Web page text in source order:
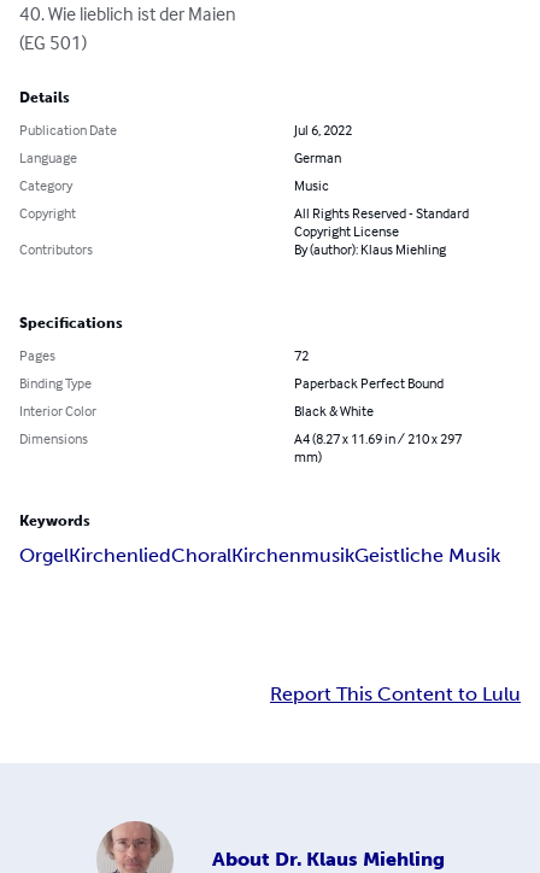
40. Wie lieblich ist der Maien
(EG 501)
Details
Publication Date
Jul 6, 2022
Language
German
Category
Music
Copyright
All Rights Reserved - Standard
Copyright License
Contributors
By (author): Klaus Miehling
Specifications
Pages
72
Binding Type
Paperback Perfect Bound
Interior Color
Black & White
Dimensions
A4 (8.27 x 11.69 in / 210 x 297
mm)
Keywords
OrgelKirchenliedChoralKirchenmusikGeistliche Musik
Report This Content to Lulu
About Dr. Klaus Miehling